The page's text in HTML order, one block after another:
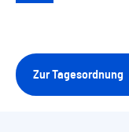
Zur Tagesordnung